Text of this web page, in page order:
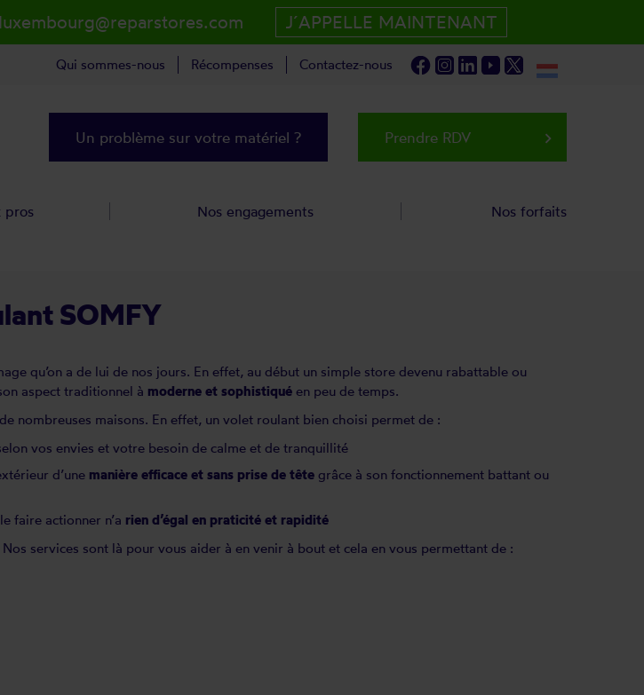
SOMFY
qu’on a de lui de nos jours. En effet, au début un simple store devenu rabattable ou
aspect traditionnel à moderne et sophistiqué en peu de temps.
nombreuses maisons. En effet, un volet roulant bien choisi permet de :
vos envies et votre besoin de calme et de tranquillité
d’une manière efficace et sans prise de tête grâce à son fonctionnement battant ou
faire actionner n’a rien d’égal en praticité et rapidité
services sont là pour vous aider à en venir à bout et cela en vous permettant de :
J´APPELLE MAINTENANT
Qui sommes-nous Récompenses Contactez-nous
Un problème sur votre matériel ? Prendre RDV keyboard_arrow_right
pros Nos engagements Nos forfaits